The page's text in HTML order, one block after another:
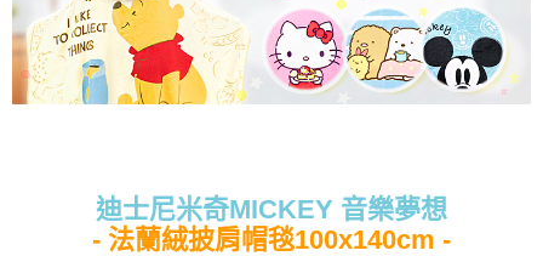
迪士尼米奇MICKEY 音樂夢想
- 法蘭絨披肩帽毯100x140cm -